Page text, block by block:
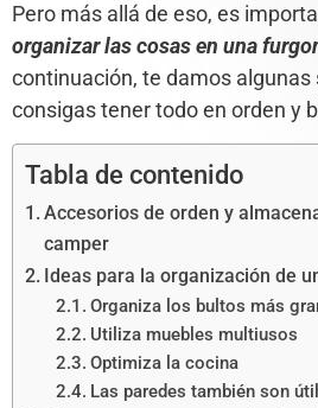
Pero más allá de eso, es
organizar las cosas en una
continuación, te damos algunas
consigas tener todo en orden y
Tabla de contenido
Accesorios de orden y
camper
Ideas para la organización de
Organiza los bultos más
Utiliza muebles multiusos
Optimiza la cocina
Las paredes también son